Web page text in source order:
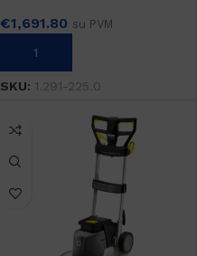
€1,691.80 su PVM
Į KREPŠELĮ
SKU: 1.291-225.0